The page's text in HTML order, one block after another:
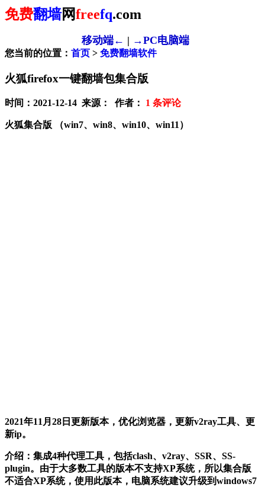
免费翻墙网freefq.com
移动端← | →PC电脑端
您当前的位置： 首页 > 免费翻墙软件
火狐firefox一键翻墙包集合版
时间：2021-12-14 来源： 作者： 1 条评论
火狐集合版 （win7、win8、win10、win11）
2021年11月28日更新版本，优化浏览器，更新v2ray工具、更
新ip。
介绍 ：集成4种代理工具，包括clash、v2ray、SSR、SS-
plugin。由于大多数工具的版本不支持XP系统，所以集合版
不适合XP系统，使用此版本，电脑系统建议升级到windows7